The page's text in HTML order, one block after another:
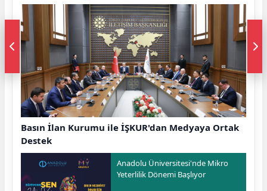
Basın İlan Kurumu ile İŞKUR'dan Medyaya Ortak
Destek
Anadolu Üniversitesi'nde Mikro
Yeterlilik Dönemi Başlıyor